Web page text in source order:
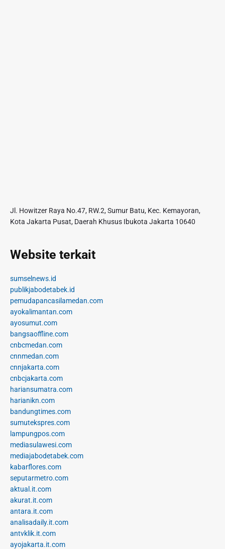
Jl. Howitzer Raya No.47, RW.2, Sumur Batu, Kec. Kemayoran,
Kota Jakarta Pusat, Daerah Khusus Ibukota Jakarta 10640
Website terkait
sumselnews.id
publikjabodetabek.id
pemudapancasilamedan.com
ayokalimantan.com
ayosumut.com
bangsaoffline.com
cnbcmedan.com
cnnmedan.com
cnnjakarta.com
cnbcjakarta.com
hariansumatra.com
harianikn.com
bandungtimes.com
sumutekspres.com
lampungpos.com
mediasulawesi.com
mediajabodetabek.com
kabarflores.com
seputarmetro.com
aktual.it.com
akurat.it.com
antara.it.com
analisadaily.it.com
antvklik.it.com
ayojakarta.it.com